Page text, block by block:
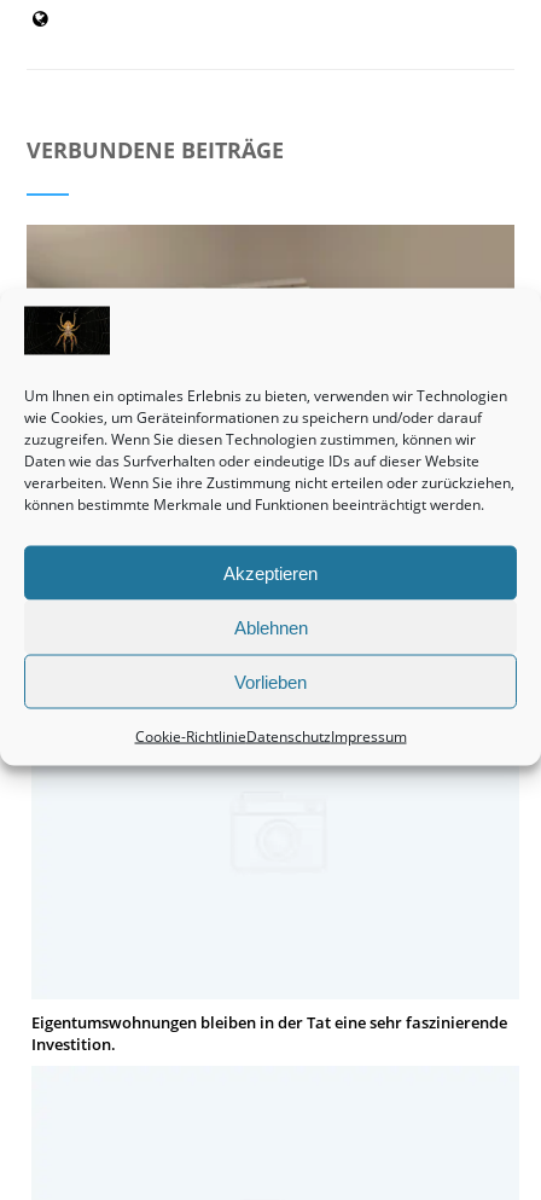
Um Ihnen ein optimales Erlebnis zu bieten, verwenden wir Technologien
wie Cookies, um Geräteinformationen zu speichern und/oder darauf
zuzugreifen. Wenn Sie diesen Technologien zustimmen, können wir
Daten wie das Surfverhalten oder eindeutige IDs auf dieser Website
verarbeiten. Wenn Sie ihre Zustimmung nicht erteilen oder zurückziehen,
können bestimmte Merkmale und Funktionen beeinträchtigt werden.
Akzeptieren
Ablehnen
Vorlieben
Cookie-RichtlinieDatenschutzImpressum
VERBUNDENE BEITRÄGE
Eigentumswohnungen bleiben in der Tat eine sehr faszinierende
Investition.